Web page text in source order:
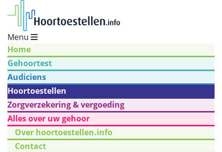
Menu
Home
Gehoortest
Audiciens
Hoortoestellen
Zorgverzekering & vergoeding
Alles over uw gehoor
Over hoortoestellen.info
Contact